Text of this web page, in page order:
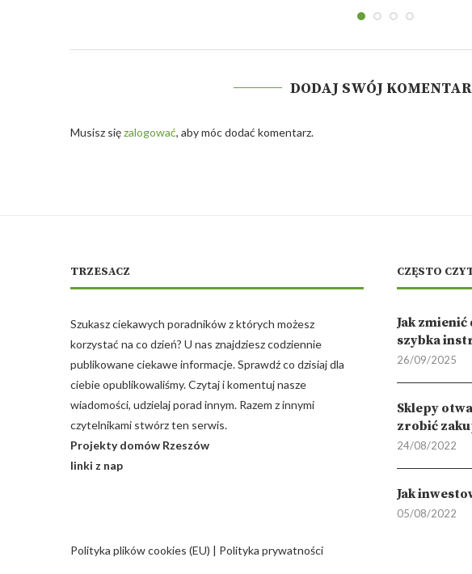
DODAJ SWÓJ
Musisz sięzalogować, aby móc dodać komentarz.
TRZESACZ
Szukasz ciekawych poradników z których możesz
korzystać na co dzień? U nas znajdziesz codziennie
publikowane ciekawe informacje. Sprawdź co dzisiaj dla
ciebie opublikowaliśmy. Czytaj i komentuj nasze
wiadomości, udzielaj porad innym. Razem z innymi
czytelnikami stwórz ten serwis.
Projekty domów Rzeszów
linki z nap
Polityka plików cookies (EU) | Polityka prywatności
CZĘSTO
Jak
szybka
26/09/2025
Sklepy
zrobić
24/08/2022
Jak
05/08/2022